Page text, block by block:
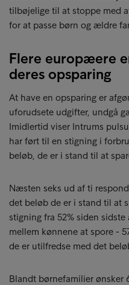
tilbøjelige til at stoppe med
for at passe børn og ældre
Flere europæere
deres opsparing
At have en opsparing er
uforudsete udgifter, undgå
Imidlertid viser Intrums
har ført til en stigning i
beløb, de er i stand til at
Næsten seks ud af ti
det beløb de er i stand til at
stigning fra 52% siden
mellem kønnene at spore -
de er utilfredse med det
Blandt børnefamilier ønsker